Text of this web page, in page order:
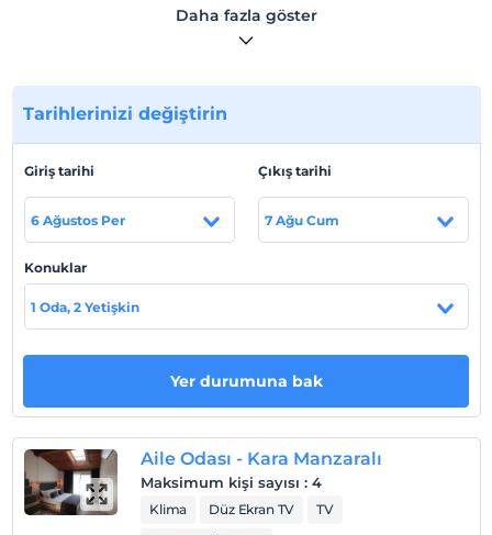
misafirlerimizin hizmetine açılmıştır.
Badawood Arjin'in odalarında ücretsiz Wi-Fi, klima, TV,
olanaklar mevcuttur.
Tesis lokasyon bilgileri
Sahil
Ayvalık’ın en güzel ve en temiz denizine sadece 10 metre
Haritada Göster
Otel koşulları
Check/in
En erken saat 14:00 ve sonrası
Check/out
Daha fazla göster
Tarihlerinizi değiştirin
Giriş tarihi
6 Ağustos Per
Çıkış tarihi
7 Ağu Cum
Konuklar
1 Oda, 2 Yetişkin
Yer durumuna bak
Aile Odası - Kara Manzaralı
Maksimum kişi sayısı : 4
Klima Düz Ekran TV
TV